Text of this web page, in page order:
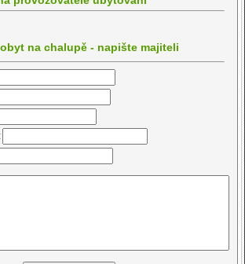
na chalupě - napište majiteli